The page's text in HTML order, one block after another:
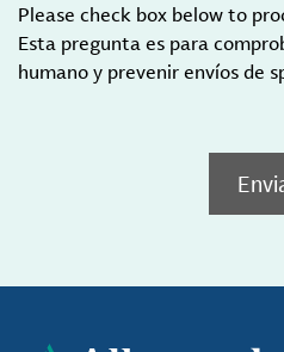
Please check box below to
Esta pregunta es para
humano y prevenir envíos de